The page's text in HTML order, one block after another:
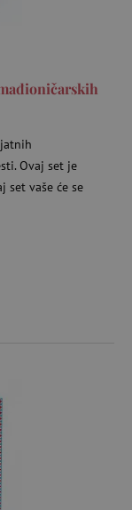
Ovaj set je
set vaše će se